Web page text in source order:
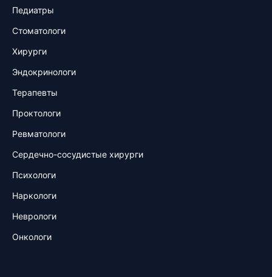
Педиатры
Стоматологи
Хирурги
Эндокринологи
Терапевты
Проктологи
Ревматологи
Сердечно-сосудистые хирурги
Психологи
Наркологи
Неврологи
Онкологи